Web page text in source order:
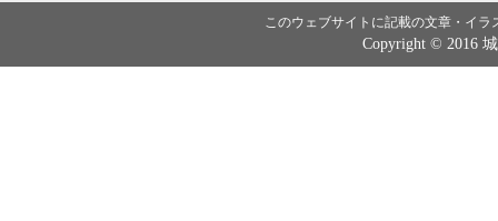
このウェブサイトに記載の文章・イ
Copyright © 2016